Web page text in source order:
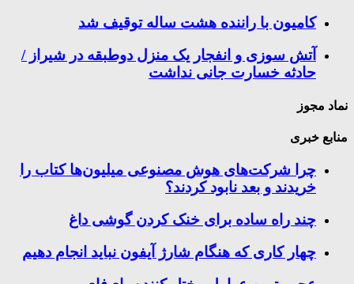
کامیون با راننده هشت ساله توقیف شد
آتش سوزی و انفجار یک منزل دوطبقه در شیراز /
حادثه خسارت جانی نداشت
نماد مجوز
منابع خبری
چرا شرکت‌های هوش مصنوعی میلیون‌ها کتاب را
خریدند و بعد نابود کردند؟
چند راه‌ ساده برای خنک کردن گوشی داغ
چهار کاری که هنگام شارژ آیفون نباید انجام دهیم